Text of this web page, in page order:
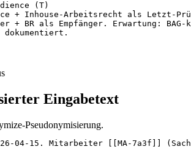
(T)
+ Inhouse-Arbeitsrecht als Letzt-
+ BR als Empfänger. Erwartung:
Eingabetext
Pseudonymisierung.
04-15. Mitarbeiter [[MA-7a3f]]